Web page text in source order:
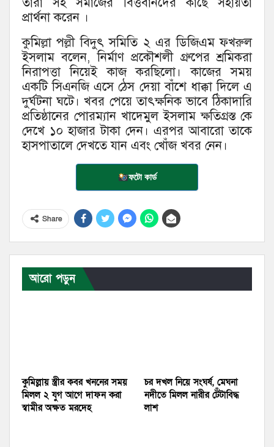
প্রার্থনা করেন ।
কুমিল্লা পল্লী বিদুৎ সমিতি ২ এর ডিজিএম ফখরুল
ইসলাম বলেন, নির্মাণ প্রকৌশলী গ্রুপের শ্রমিকরা
নিরাপত্তা নিয়েই কাজ করছিলো। কাজের সময়
একটি সিএনজি এসে ঠেস দেয়া বাঁশে ধাক্কা দিলে এ
দুর্ঘটনা ঘটে। খবর পেয়ে তাৎক্ষনিক ভাবে ঠিকাদারি
প্রতিষ্ঠানের পোরম্যান খাদেমুল ইসলাম ক্ষতিগ্রস্ত কে
দেখে ১০ হাজার টাকা দেন। এরপর আবারো তাকে
হাসপাতালে দেখতে যান এবং খোঁজ খবর নেন।
ফটো কার্ড
Share
আরো পড়ুন
কুমিল্লায় স্ত্রীর কবর খননের সময়
মিলল ২ যুগ আগে দাফন করা
স্বামীর অক্ষত মরদেহ
চর দখল নিয়ে সংঘর্ষ, মেঘনা
নদীতে মিলল নারীর টেঁটাবিদ্ধ
লাশ